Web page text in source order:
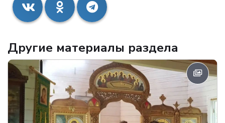
Другие материалы раздела